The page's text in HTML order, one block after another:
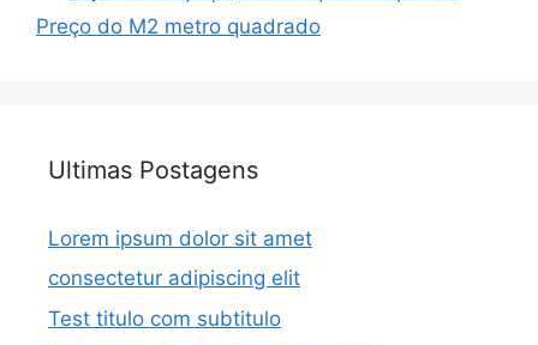
Preço do M2 metro quadrado
Ultimas Postagens
Lorem ipsum dolor sit amet
consectetur adipiscing elit
Test titulo com subtitulo